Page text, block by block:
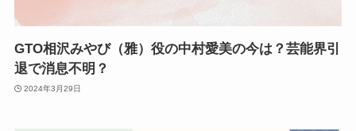
GTO相沢みやび（雅）役の中村愛美の今は？芸能界引
退で消息不明？
2024年3月29日